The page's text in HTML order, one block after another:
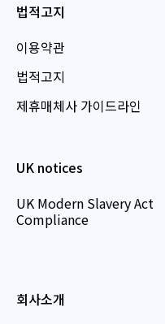
법적고지
이용약관
법적고지
제휴매체사 가이드라인
UK notices
UK Modern Slavery Act
Compliance
회사소개